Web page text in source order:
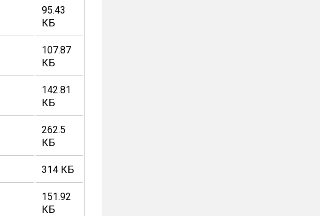
95.43
КБ
107.87
КБ
142.81
КБ
262.5
КБ
314 КБ
151.92
КБ